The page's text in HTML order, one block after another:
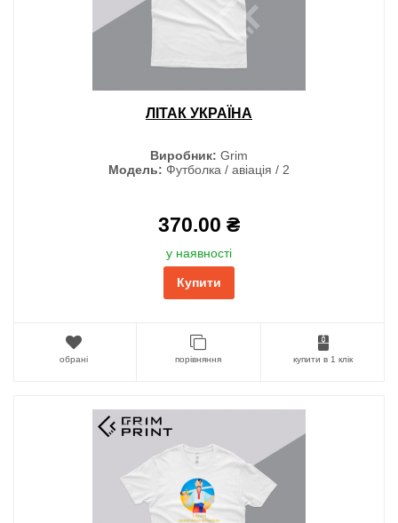
ЛІТАК УКРАЇНА
Виробник: Grim
Модель: Футболка / авіація / 2
370.00 ₴
у наявності
Купити
обрані порівняння купити в 1 клік